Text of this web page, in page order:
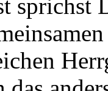
sprichst